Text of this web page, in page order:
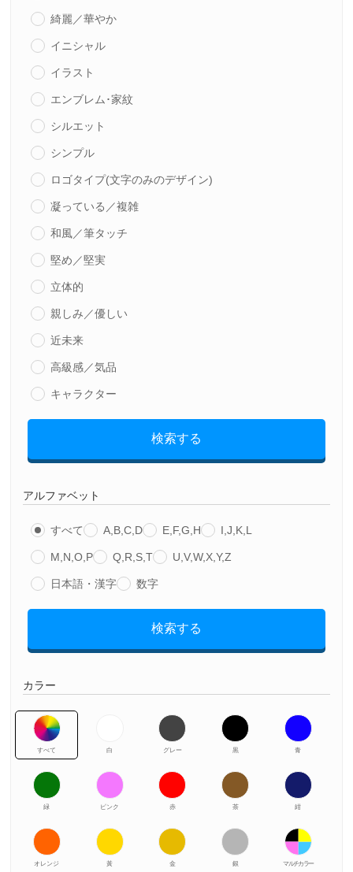
綺麗／華やか
イニシャル
イラスト
エンブレム･家紋
シルエット
シンプル
ロゴタイプ(文字のみのデザイン)
凝っている／複雑
和風／筆タッチ
堅め／堅実
立体的
親しみ／優しい
近未来
高級感／気品
キャラクター
検索する
アルファベット
すべて A,B,C,D E,F,G,H I,J,K,L
M,N,O,P Q,R,S,T U,V,W,X,Y,Z
日本語・漢字 数字
検索する
カラー
すべて 白 グレー 黒 青
緑 ピンク 赤 茶 紺
オレンジ 黃 金 銀 マルチカラー